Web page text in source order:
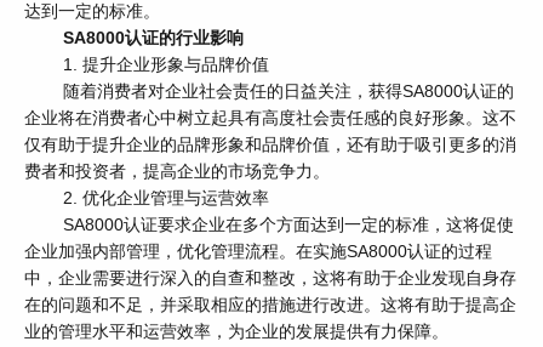
达到一定的标准。
SA8000认证的行业影响
1. 提升企业形象与品牌价值
随着消费者对企业社会责任的日益关注，获得SA8000认证的
企业将在消费者心中树立起具有高度社会责任感的良好形象。这不
仅有助于提升企业的品牌形象和品牌价值，还有助于吸引更多的消
费者和投资者，提高企业的市场竞争力。
2. 优化企业管理与运营效率
SA8000认证要求企业在多个方面达到一定的标准，这将促使
企业加强内部管理，优化管理流程。在实施SA8000认证的过程
中，企业需要进行深入的自查和整改，这将有助于企业发现自身存
在的问题和不足，并采取相应的措施进行改进。这将有助于提高企
业的管理水平和运营效率，为企业的发展提供有力保障。